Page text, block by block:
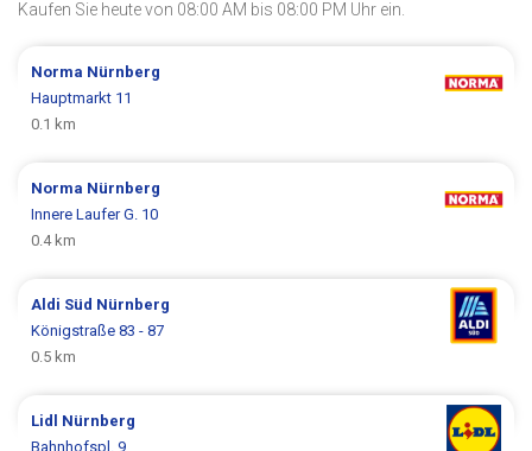
Kaufen Sie heute von 08:00 AM bis 08:00 PM Uhr ein.
Norma Nürnberg
Hauptmarkt 11
0.1 km
Norma Nürnberg
Innere Laufer G. 10
0.4 km
Aldi Süd Nürnberg
Königstraße 83 - 87
0.5 km
Lidl Nürnberg
Bahnhofspl. 9